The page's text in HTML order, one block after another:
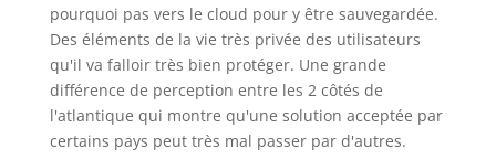
pourquoi pas vers le cloud pour y être sauvegardée.
Des éléments de la vie très privée des utilisateurs
qu'il va falloir très bien protéger. Une grande
différence de perception entre les 2 côtés de
l'atlantique qui montre qu'une solution acceptée par
certains pays peut très mal passer par d'autres.